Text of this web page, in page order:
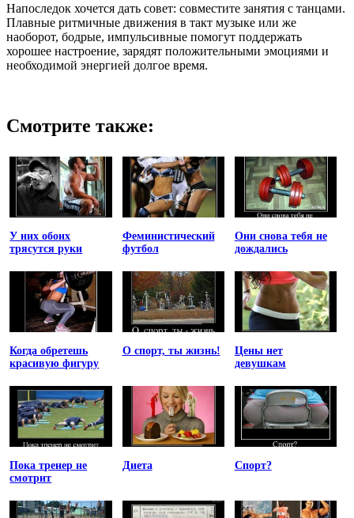
Напоследок хочется дать совет: совместите занятия с танцами.
Плавные ритмичные движения в такт музыке или же
наоборот, бодрые, импульсивные помогут поддержать
хорошее настроение, зарядят положительными эмоциями и
необходимой энергией долгое время.
Смотрите также:
У них обоих
трясутся руки
Феминистический
футбол
Они снова тебя не
дождались
Когда обретешь
красивую фигуру
О спорт, ты жизнь!
Цены нет
девушкам
Пока тренер не
смотрит
Диета Спорт?